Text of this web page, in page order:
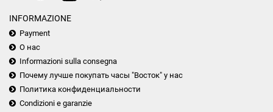
INFORMAZIONE
Payment
О нас
Informazioni sulla consegna
Почему лучше покупать часы "Восток" у нас
Политика конфиденциальности
Condizioni e garanzie